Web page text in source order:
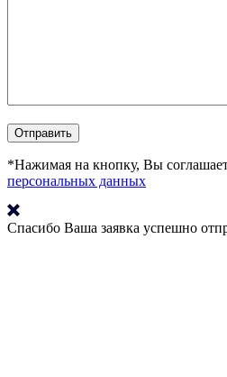
*Нажимая на кнопку, Вы
персональных данных
Спасибо Ваша заявка успешно